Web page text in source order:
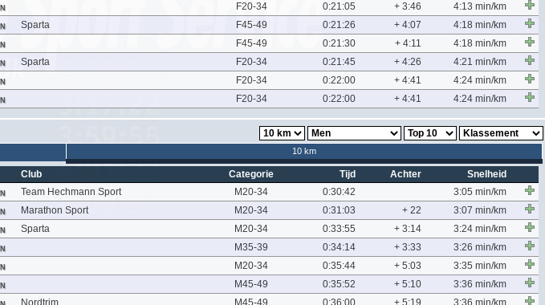
F20-34 0:21:05 + 3:46
4:13 min/km
Sparta F45-49 0:21:26 + 4:07
4:18 min/km
F45-49 0:21:30 + 4:11
4:18 min/km
Sparta F20-34 0:21:45 + 4:26
4:21 min/km
F20-34 0:22:00 + 4:41
4:24 min/km
F20-34 0:22:00 + 4:41 4:24 min/km
10 km
Club Categorie Tijd Achter
Snelheid
Team Hechmann Sport M20-34 0:30:42
3:05 min/km
Marathon Sport M20-34 0:31:03 + 22
3:07 min/km
Sparta M20-34 0:33:55 + 3:14
3:24 min/km
M35-39 0:34:14 + 3:33
3:26 min/km
M20-34 0:35:44 + 5:03
3:35 min/km
M45-49 0:35:52 + 5:10
3:36 min/km
Nordtrim M45-49 0:36:00 + 5:19 3:36 min/km